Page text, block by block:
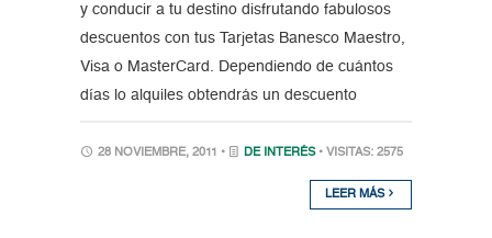
y conducir a tu destino disfrutando fabulosos
descuentos con tus Tarjetas Banesco Maestro,
Visa o MasterCard. Dependiendo de cuántos
días lo alquiles obtendrás un descuento
28 NOVIEMBRE, 2011 • DE INTERÉS • VISITAS: 2575
LEER MÁS